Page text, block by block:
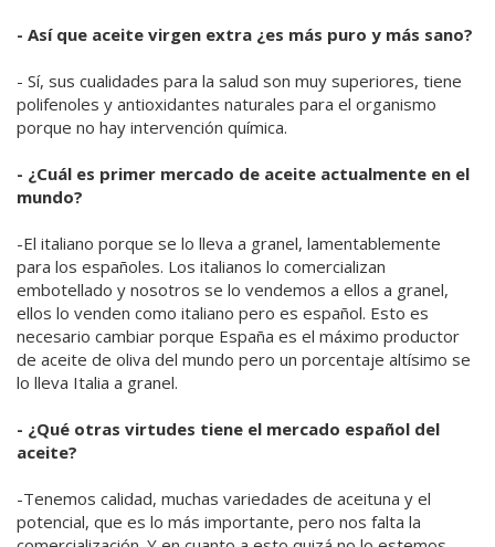
- Así que aceite virgen extra ¿es más puro y más sano?
- Sí, sus cualidades para la salud son muy superiores, tiene
polifenoles y antioxidantes naturales para el organismo
porque no hay intervención química.
- ¿Cuál es primer mercado de aceite actualmente en el
mundo?
-El italiano porque se lo lleva a granel, lamentablemente
para los españoles. Los italianos lo comercializan
embotellado y nosotros se lo vendemos a ellos a granel,
ellos lo venden como italiano pero es español. Esto es
necesario cambiar porque España es el máximo productor
de aceite de oliva del mundo pero un porcentaje altísimo se
lo lleva Italia a granel.
- ¿Qué otras virtudes tiene el mercado español del
aceite?
-Tenemos calidad, muchas variedades de aceituna y el
potencial, que es lo más importante, pero nos falta la